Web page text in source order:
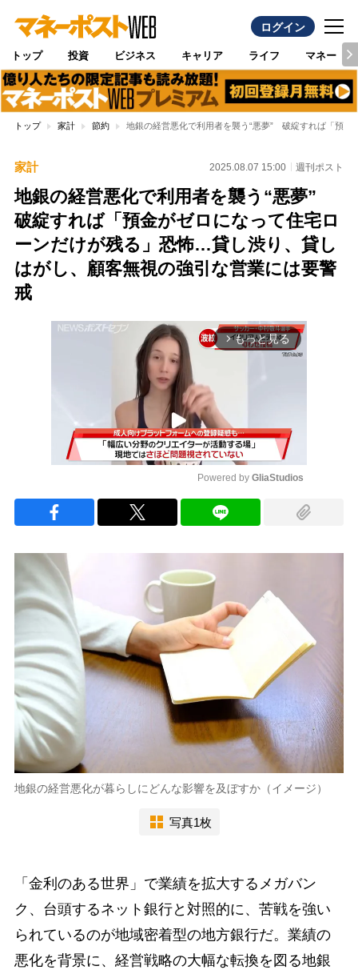
ログイン
トップ 投資 ビジネス キャリア ライフ マネー
トップ 家計 節約 地銀の経営悪化で利用者を襲う“悪夢” 破綻すれば「預
家計 2025.08.07 15:00 週刊ポスト
地銀の経営悪化で利用者を襲う“悪夢”
破綻すれば「預金がゼロになって住宅ロ
ーンだけが残る」恐怖…貸し渋り、貸し
はがし、顧客無視の強引な営業には要警
戒
arrow_forward_ios もっと見る
Powered by GliaStudios
地銀の経営悪化が暮らしにどんな影響を及ぼすか（イメージ）
写真1枚
「金利のある世界」で業績を拡大するメガバン
ク、台頭するネット銀行と対照的に、苦戦を強い
られているのが地域密着型の地方銀行だ。業績の
悪化を背景に、経営戦略の大幅な転換を図る地銀